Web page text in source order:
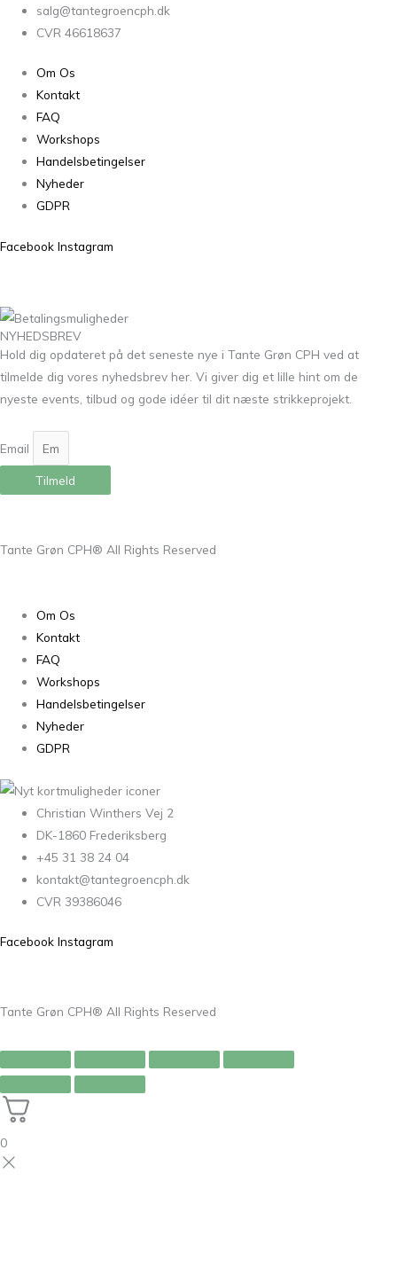
salg@tantegroencph.dk
CVR 46618637
Om Os
Kontakt
FAQ
Workshops
Handelsbetingelser
Nyheder
GDPR
Facebook Instagram
NYHEDSBREV
Hold dig opdateret på det seneste nye i Tante Grøn CPH ved at
tilmelde dig vores nyhedsbrev her. Vi giver dig et lille hint om de
nyeste events, tilbud og gode idéer til dit næste strikkeprojekt.
Email
Tilmeld
Tante Grøn CPH® All Rights Reserved
Om Os
Kontakt
FAQ
Workshops
Handelsbetingelser
Nyheder
GDPR
Christian Winthers Vej 2
DK-1860 Frederiksberg
+45 31 38 24 04
kontakt@tantegroencph.dk
CVR 39386046
Facebook Instagram
Tante Grøn CPH® All Rights Reserved
0